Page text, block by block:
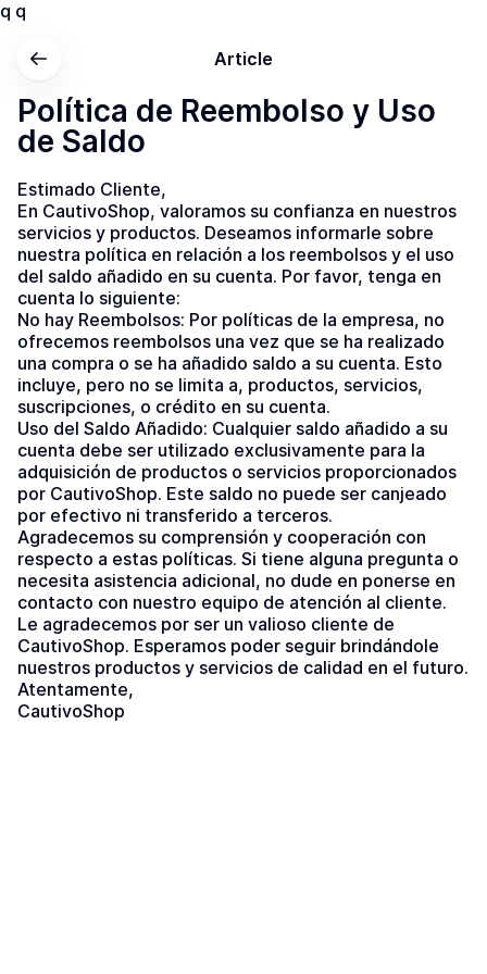
q q
Article
Política de Reembolso y Uso
de Saldo
Estimado Cliente,
En CautivoShop, valoramos su confianza en nuestros
servicios y productos. Deseamos informarle sobre
nuestra política en relación a los reembolsos y el uso
del saldo añadido en su cuenta. Por favor, tenga en
cuenta lo siguiente:
No hay Reembolsos: Por políticas de la empresa, no
ofrecemos reembolsos una vez que se ha realizado
una compra o se ha añadido saldo a su cuenta. Esto
incluye, pero no se limita a, productos, servicios,
suscripciones, o crédito en su cuenta.
Uso del Saldo Añadido: Cualquier saldo añadido a su
cuenta debe ser utilizado exclusivamente para la
adquisición de productos o servicios proporcionados
por CautivoShop. Este saldo no puede ser canjeado
por efectivo ni transferido a terceros.
Agradecemos su comprensión y cooperación con
respecto a estas políticas. Si tiene alguna pregunta o
necesita asistencia adicional, no dude en ponerse en
contacto con nuestro equipo de atención al cliente.
Le agradecemos por ser un valioso cliente de
CautivoShop. Esperamos poder seguir brindándole
nuestros productos y servicios de calidad en el futuro.
Atentamente,
CautivoShop